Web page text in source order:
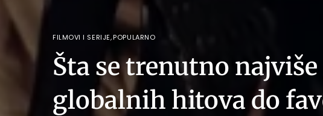
FILMOVI I SERIJE,POPULARNO
Šta se trenutno
globalnih hitova do